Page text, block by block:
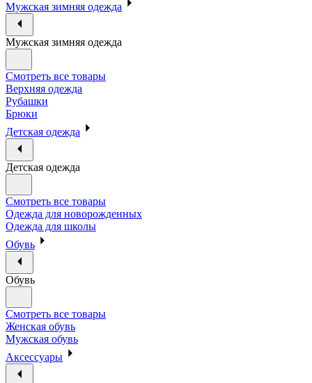
Мужская зимняя одежда
Мужская зимняя одежда
Смотреть все товары
Верхняя одежда
Рубашки
Брюки
Детская одежда
Детская одежда
Смотреть все товары
Одежда для новорожденных
Одежда для школы
Обувь
Обувь
Смотреть все товары
Женская обувь
Мужская обувь
Аксессуары